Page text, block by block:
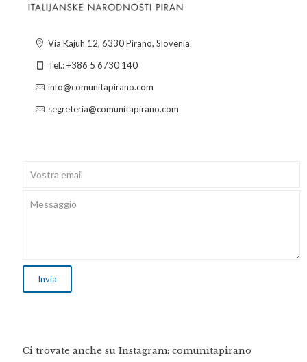
Via Kajuh 12, 6330 Pirano, Slovenia
Tel.: +386 5 6730 140
info@comunitapirano.com
segreteria@comunitapirano.com
Ci trovate anche su Instagram: comunitapirano